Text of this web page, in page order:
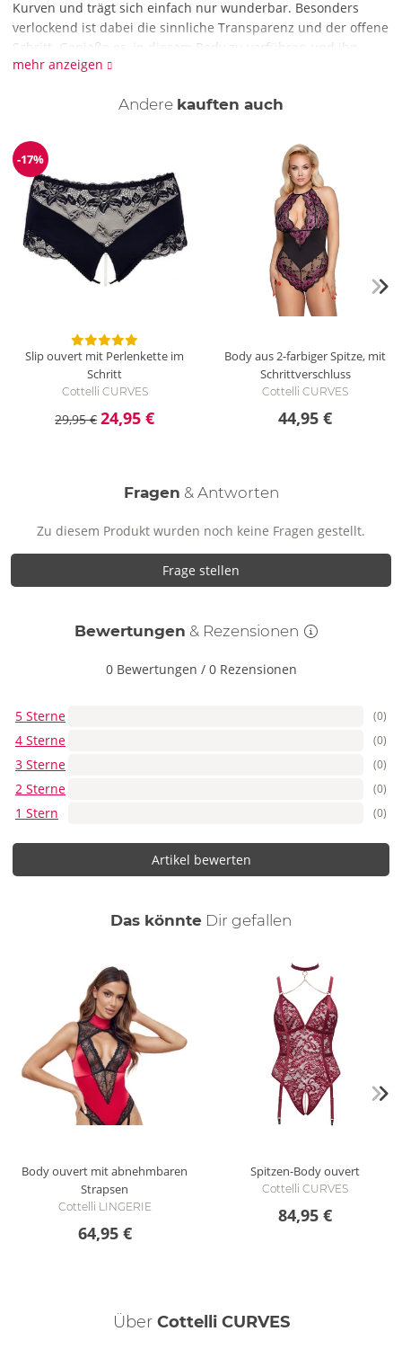
Kurven und trägt sich einfach nur wunderbar. Besonders
verlockend ist dabei die sinnliche Transparenz und der offene
Schritt. Genieße es, in diesem Body zu verführen und ihn
sogar beim heißen Spiel anbehalten zu können. Die beiden
tragen. Doch mit Strapsen & Strümpfen ist die Verlockung um
Wie reinige ich den Body?
Reinige den Body mit einer schonenden Handwäsche mit
Feinwaschmittel.
mehr anzeigen
Andere kauften auch
Reduzierung
-17%
Slip ouvert mit Perlenkette im
Schritt
Cottelli CURVES
29,95 € 24,95 €
Body aus 2-farbiger Spitze, mit
Schrittverschluss
Cottelli CURVES
44,95 €
Fragen & Antworten
Zu diesem Produkt wurden noch keine Fragen gestellt.
Frage stellen
Bewertungen & Rezensionen
0 Bewertungen / 0 Rezensionen
5 Sterne (0)
4 Sterne (0)
3 Sterne (0)
2 Sterne (0)
1 Stern (0)
Artikel bewerten
Das könnte Dir auch
gefallen
Body ouvert mit abnehmbaren
Strapsen
Cottelli LINGERIE
64,95 €
Spitzen-Body ouvert
Cottelli CURVES
84,95 €
Über Cottelli CURVES